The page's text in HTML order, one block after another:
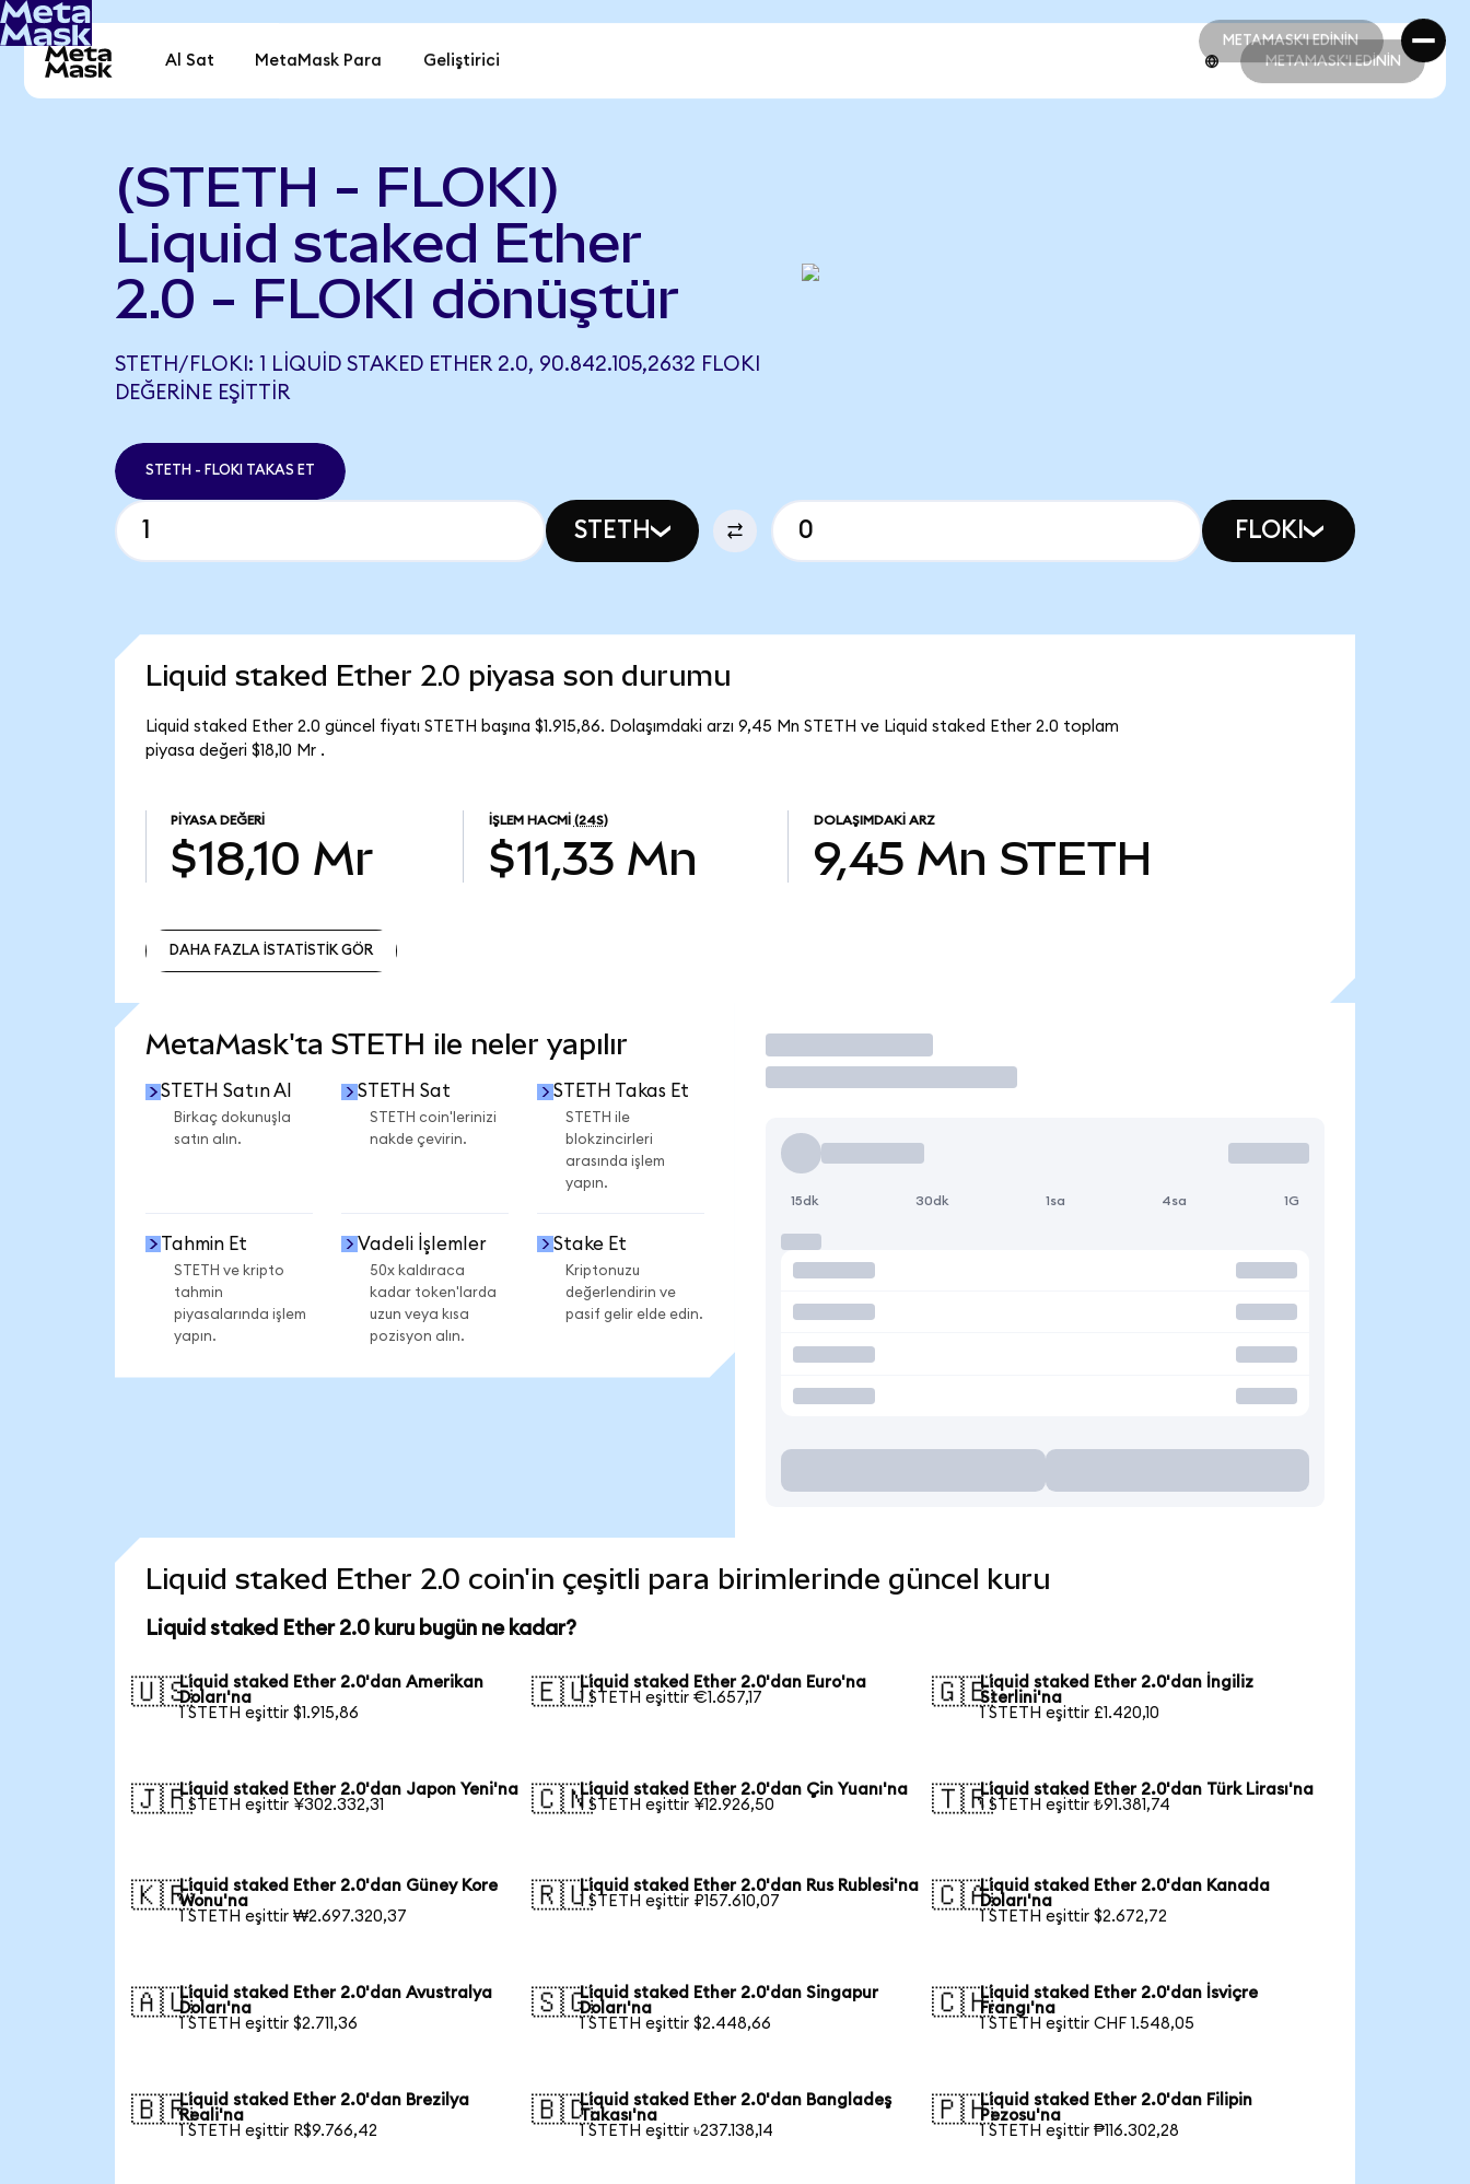
METAMASK'I EDİNİN
METAMASK'I EDİNİN
Al Sat MetaMask Para Geliştirici METAMASK'I EDİNİN
(STETH - FLOKI)
Liquid staked Ether
2.0 - FLOKI dönüştür
STETH/FLOKI: 1 LIQUID STAKED ETHER 2.0, 90.842.105,2632 FLOKI
DEĞERINE EŞITTIR
STETH - FLOKI TAKAS ET
STETH FLOKI
Liquid staked Ether 2.0 piyasa son durumu
Liquid staked Ether 2.0 güncel fiyatı STETH başına $1.915,86. Dolaşımdaki arzı 9,45 Mn STETH ve Liquid staked Ether 2.0 toplam
piyasa değeri $18,10 Mr .
PIYASA DEĞERI
$18,10 Mr
İŞLEM HACMI (24S)
$11,33 Mn
DOLAŞIMDAKI ARZ
9,45 Mn STETH
DAHA FAZLA İSTATİSTİK GÖR
MetaMask'ta STETH ile neler yapılır
STETH Satın Al
Birkaç dokunuşla
satın alın.
STETH Sat
STETH coin'lerinizi
nakde çevirin.
STETH Takas Et
STETH ile
blokzincirleri
arasında işlem
yapın.
Tahmin Et
STETH ve kripto
tahmin
piyasalarında işlem
yapın.
Vadeli İşlemler
50x kaldıraca
kadar token'larda
uzun veya kısa
pozisyon alın.
Stake Et
Kriptonuzu
değerlendirin ve
pasif gelir elde edin.
İşlem Yap
15dk 30dk 1sa 4sa 1G
Liquid staked Ether 2.0 coin'in çeşitli para birimlerinde güncel kuru
Liquid staked Ether 2.0 kuru bugün ne kadar?
🇺🇸Liquid staked Ether 2.0'dan Amerikan
Doları'na
1 STETH eşittir $1.915,86
🇪🇺Liquid staked Ether 2.0'dan Euro'na
1 STETH eşittir €1.657,17
🇬🇧Liquid staked Ether 2.0'dan İngiliz
Sterlini'na
1 STETH eşittir £1.420,10
🇯🇵Liquid staked Ether 2.0'dan Japon Yeni'na
1 STETH eşittir ¥302.332,31
🇨🇳Liquid staked Ether 2.0'dan Çin Yuanı'na
1 STETH eşittir ¥12.926,50
🇹🇷Liquid staked Ether 2.0'dan Türk Lirası'na
1 STETH eşittir ₺91.381,74
🇰🇷Liquid staked Ether 2.0'dan Güney Kore
Wonu'na
1 STETH eşittir ₩2.697.320,37
🇷🇺Liquid staked Ether 2.0'dan Rus Rublesi'na
1 STETH eşittir ₽157.610,07
🇨🇦Liquid staked Ether 2.0'dan Kanada
Doları'na
1 STETH eşittir $2.672,72
🇦🇺Liquid staked Ether 2.0'dan Avustralya
Doları'na
1 STETH eşittir $2.711,36
🇸🇬Liquid staked Ether 2.0'dan Singapur
Doları'na
1 STETH eşittir $2.448,66
🇨🇭Liquid staked Ether 2.0'dan İsviçre
Frangı'na
1 STETH eşittir CHF 1.548,05
🇧🇷Liquid staked Ether 2.0'dan Brezilya
Reali'na
1 STETH eşittir R$9.766,42
🇧🇩Liquid staked Ether 2.0'dan Bangladeş
Takası'na
1 STETH eşittir ৳237.138,14
🇵🇭Liquid staked Ether 2.0'dan Filipin
Pezosu'na
1 STETH eşittir ₱116.302,28